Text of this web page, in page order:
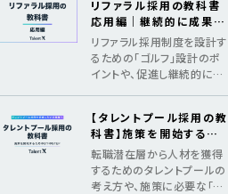
リファラル採用の教科書
応用編｜継続的に成果を
出すためのメソッド
リファラル採用制度を設計す
るための「ゴルフ」設計のポ
イントや、促進し継続的に採
フレームワークを紹介
【タレントプール採用の教
科書】施策を開始するた
めの3つのSTEP
転職潜在層から人材を獲得
するためのタレントプールの
考え方や、施策に必要な「デ